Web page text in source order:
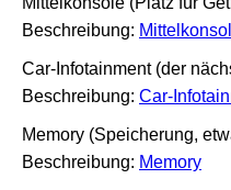
Beschreibung:
Car-Infotainment (der
Beschreibung: Car-
Memory (Speicherung,
Beschreibung: Memory